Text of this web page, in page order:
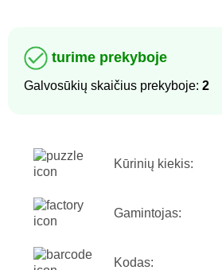
turime prekyboje
Galvosūkių skaičius prekyboje: 2
Kūrinių kiekis:
Gamintojas:
Kodas: